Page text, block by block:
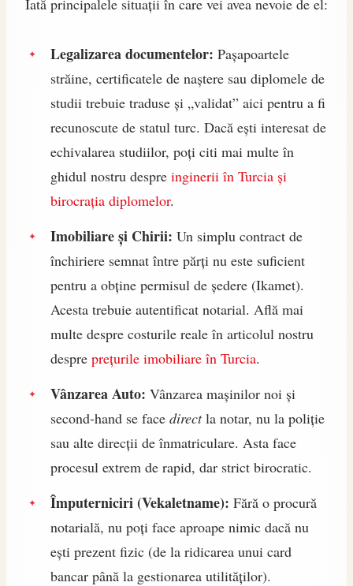
Legalizarea documentelor: Pașapoartele
străine, certificatele de naștere sau diplomele de
studii trebuie traduse și „validat” aici pentru a fi
recunoscute de statul turc. Dacă ești interesat de
echivalarea studiilor, poți citi mai multe în
ghidul nostru despre inginerii în Turcia și
birocrația diplomelor.
Imobiliare și Chirii: Un simplu contract de
închiriere semnat între părți nu este suficient
pentru a obține permisul de ședere (Ikamet).
Acesta trebuie autentificat notarial. Află mai
multe despre costurile reale în articolul nostru
despre prețurile imobiliare în Turcia.
Vânzarea Auto: Vânzarea mașinilor noi și
second-hand se face directla notar, nu la poliție
sau alte direcții de înmatriculare. Asta face
procesul extrem de rapid, dar strict birocratic.
Împuterniciri (Vekaletname): Fără o procură
notarială, nu poți face aproape nimic dacă nu
ești prezent fizic (de la ridicarea unui card
bancar până la gestionarea utilităților).